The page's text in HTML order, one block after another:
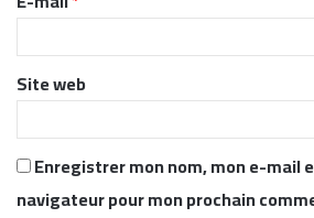
e
*
Site web
Enregistrer mon nom, mon e-mail
navigateur pour mon prochain